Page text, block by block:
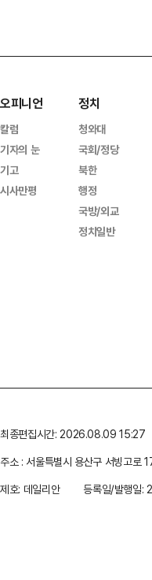
오피니언
칼럼
기자의 눈
기고
시사만평
정치
청와대
국회/정당
북한
행정
국방/외교
정치일반
최종편집시간: 2026.08.09 15:27
주소 : 서울특별시 용산구 서빙고로
제호: 데일리안
등록일/발행일